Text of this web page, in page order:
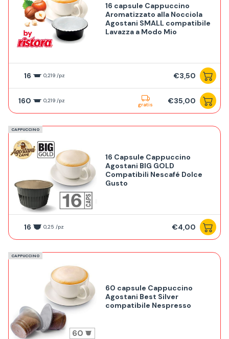
16 capsule Cappuccino
Aromatizzato alla Nocciola
Agostani SMALL compatibile
Lavazza a Modo Mio
16 0,219 /pz €3,50
160 0,219 /pz
gratis €35,00
CAPPUCCINO
16 Capsule Cappuccino
Agostani BIG GOLD
Compatibili Nescafé Dolce
Gusto
16 0,25 /pz €4,00
CAPPUCCINO
60
60 capsule Cappuccino
Agostani Best Silver
compatibile Nespresso